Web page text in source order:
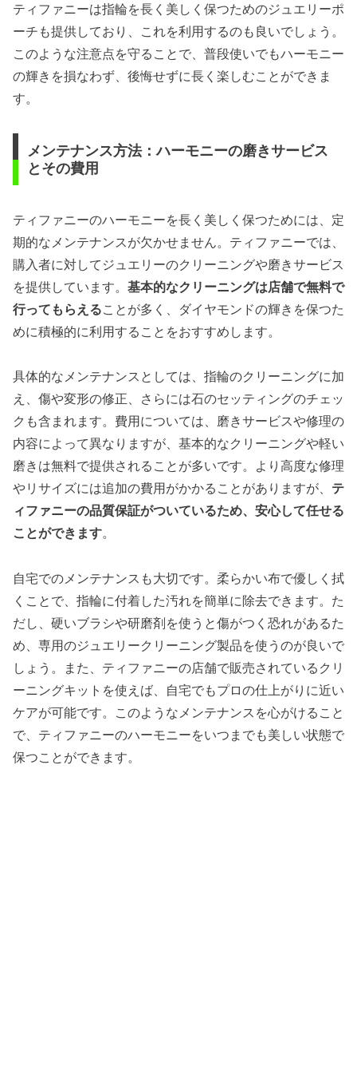
ティファニーは指輪を長く美しく保つためのジュエリーポ
ーチも提供しており、これを利用するのも良いでしょう。
このような注意点を守ることで、普段使いでもハーモニー
の輝きを損なわず、後悔せずに長く楽しむことができま
す。
メンテナンス方法：ハーモニーの磨きサービス
とその費用
ティファニーのハーモニーを長く美しく保つためには、定
期的なメンテナンスが欠かせません。ティファニーでは、
購入者に対してジュエリーのクリーニングや磨きサービス
を提供しています。 基本的なクリーニングは店舗で無料で
行ってもらえることが多く、ダイヤモンドの輝きを保つた
めに積極的に利用することをおすすめします。
具体的なメンテナンスとしては、指輪のクリーニングに加
え、傷や変形の修正、さらには石のセッティングのチェッ
クも含まれます。費用については、磨きサービスや修理の
内容によって異なりますが、基本的なクリーニングや軽い
磨きは無料で提供されることが多いです。より高度な修理
やリサイズには追加の費用がかかることがありますが、 テ
ィファニーの品質保証がついているため、安心して任せる
ことができます。
自宅でのメンテナンスも大切です。柔らかい布で優しく拭
くことで、指輪に付着した汚れを簡単に除去できます。た
だし、硬いブラシや研磨剤を使うと傷がつく恐れがあるた
め、専用のジュエリークリーニング製品を使うのが良いで
しょう。また、ティファニーの店舗で販売されているクリ
ーニングキットを使えば、自宅でもプロの仕上がりに近い
ケアが可能です。このようなメンテナンスを心がけること
で、ティファニーのハーモニーをいつまでも美しい状態で
保つことができます。